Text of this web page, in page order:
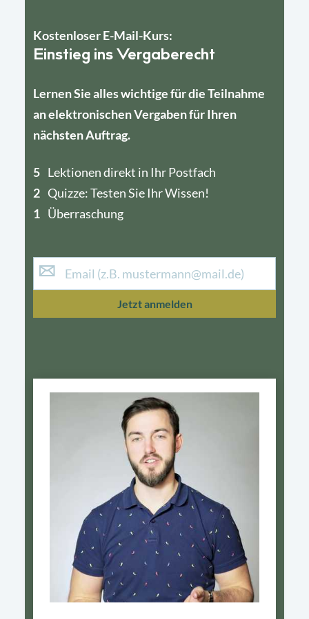
Kostenloser E-Mail-Kurs:
Einstieg ins Vergaberecht
Lernen Sie alles wichtige für die Teilnahme
an elektronischen Vergaben für Ihren
nächsten Auftrag.
5 Lektionen direkt in Ihr Postfach
2 Quizze: Testen Sie Ihr Wissen!
1 Überraschung
4
1
Jetzt anmelden